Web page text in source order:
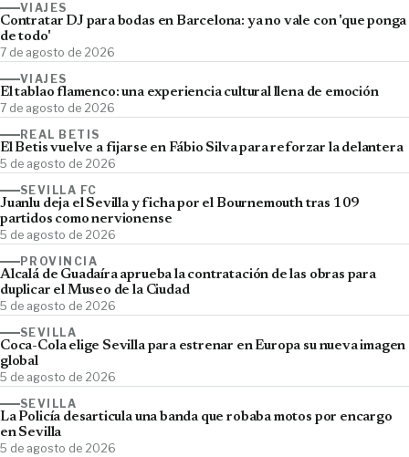
VIAJES
Contratar DJ para bodas en Barcelona: ya no vale con 'que ponga
de todo'
7 de agosto de 2026
VIAJES
El tablao flamenco: una experiencia cultural llena de emoción
7 de agosto de 2026
REAL BETIS
El Betis vuelve a fijarse en Fábio Silva para reforzar la delantera
5 de agosto de 2026
SEVILLA FC
Juanlu deja el Sevilla y ficha por el Bournemouth tras 109
partidos como nervionense
5 de agosto de 2026
PROVINCIA
Alcalá de Guadaíra aprueba la contratación de las obras para
duplicar el Museo de la Ciudad
5 de agosto de 2026
SEVILLA
Coca-Cola elige Sevilla para estrenar en Europa su nueva imagen
global
5 de agosto de 2026
SEVILLA
La Policía desarticula una banda que robaba motos por encargo
en Sevilla
5 de agosto de 2026